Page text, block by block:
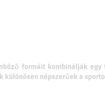
formáit kombinálják egy
különösen népszerűek a